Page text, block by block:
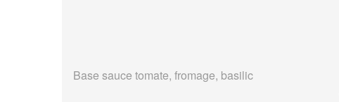
Base sauce tomate, fromage, basilic